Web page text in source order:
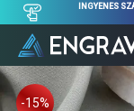
INGYENES
-15%